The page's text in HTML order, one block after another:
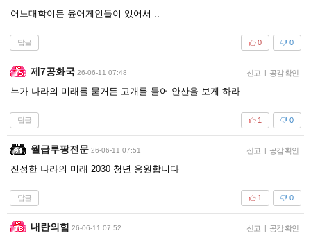
어느대학이든 윤어게인들이 있어서 ..
답글 0
0
제7공화국 26-06-11 07:48 신고 | 공감 확인
누가 나라의 미래를 묻거든 고개를 들어 안산을 보게 하라
답글 0
1
월급루팡전문 26-06-11 07:51 신고 | 공감 확인
진정한 나라의 미래 2030 청년 응원합니다
답글 0
1
내란의힘 26-06-11 07:52 신고 | 공감 확인